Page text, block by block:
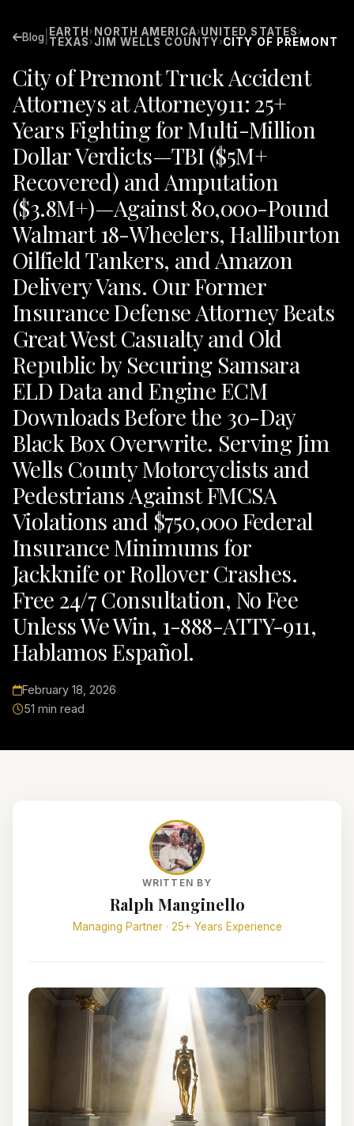
Blog EARTH › NORTH AMERICA›UNITED STATES ›
TEXAS › JIM WELLS COUNTY›CITY OF PREMONT
City of Premont Truck Accident
Attorneys at Attorney911: 25+
Years Fighting for Multi-Million
Dollar Verdicts—TBI ($5M+
Recovered) and Amputation
($3.8M+)—Against 80,000-Pound
Walmart 18-Wheelers, Halliburton
Oilfield Tankers, and Amazon
Delivery Vans. Our Former
Insurance Defense Attorney Beats
Great West Casualty and Old
Republic by Securing Samsara
ELD Data and Engine ECM
Downloads Before the 30-Day
Black Box Overwrite. Serving Jim
Wells County Motorcyclists and
Pedestrians Against FMCSA
Violations and $750,000 Federal
Insurance Minimums for
Jackknife or Rollover Crashes.
Free 24/7 Consultation, No Fee
Unless We Win, 1-888-ATTY-911,
Hablamos Español.
February 18, 2026
51 min read
WRITTEN BY
Ralph Manginello
Managing Partner · 25+ Years Experience